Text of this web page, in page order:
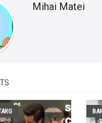
Mihai Matei